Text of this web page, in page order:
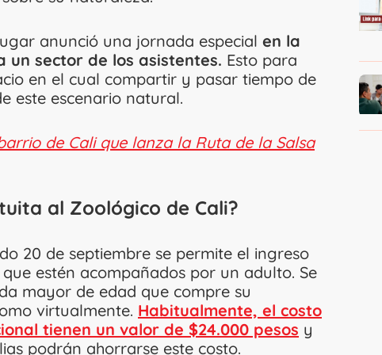
anunció una jornada especial en la
sector de los asistentes. Esto para
en el cual compartir y pasar tiempo de
este escenario natural.
de Cali que lanza la Ruta de la Salsa
al Zoológico de Cali?
20 de septiembre se permite el ingreso
estén acompañados por un adulto. Se
mayor de edad que compre su
virtualmente. Habitualmente, el costo
tienen un valor de $24.000 pesos y
podrán ahorrarse este costo.